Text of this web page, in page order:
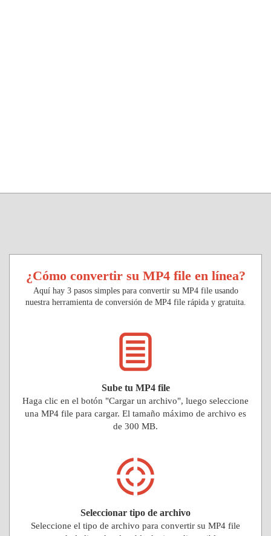
¿Cómo convertir su MP4 file en línea?
Aquí hay 3 pasos simples para convertir su MP4 file usando
nuestra herramienta de conversión de MP4 file rápida y gratuita.
Sube tu MP4 file
Haga clic en el botón "Cargar un archivo", luego seleccione
una MP4 file para cargar. El tamaño máximo de archivo es
de 300 MB.
Seleccionar tipo de archivo
Seleccione el tipo de archivo para convertir su MP4 file